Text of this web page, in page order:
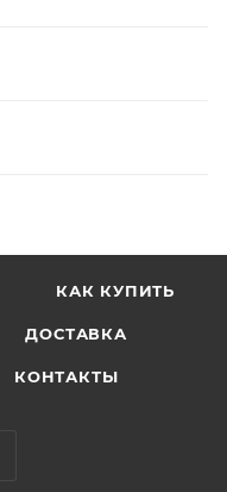
КАК КУПИТЬ
ДОСТАВКА
КОНТАКТЫ